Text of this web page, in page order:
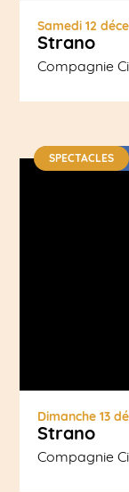
Samedi 12
Strano
Compagnie
Dimanche 13
Strano
Compagnie
SPECTACLES